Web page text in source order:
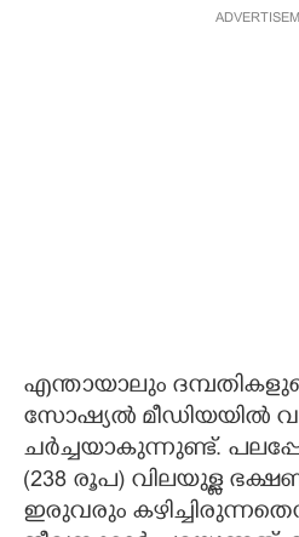
എന്തായാലും
സോഷ്യൽ മീഡിയയിൽ
ചർച്ചയാകുന്നുണ്ട്.
(238 രൂപ)​ വിലയുള്ള
ഇരുവരും